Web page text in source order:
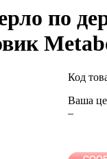
по
Код
Ваша
–